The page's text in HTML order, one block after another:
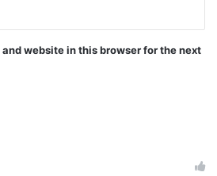
website in this browser for the next